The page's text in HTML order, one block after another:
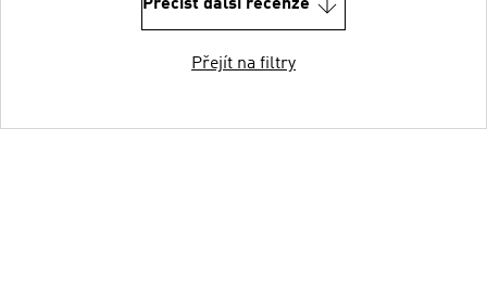
Přečíst další recenze
Přejít na filtry